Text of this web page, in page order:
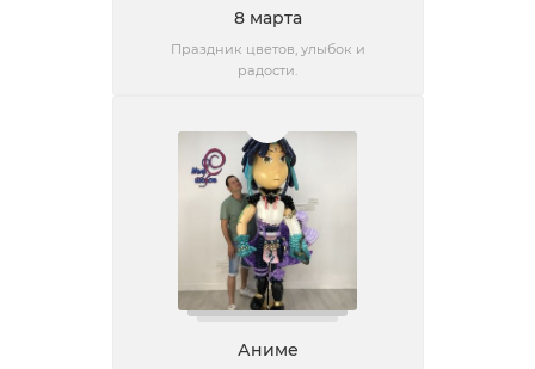
8 марта
Праздник цветов, улыбок и
радости.
Аниме